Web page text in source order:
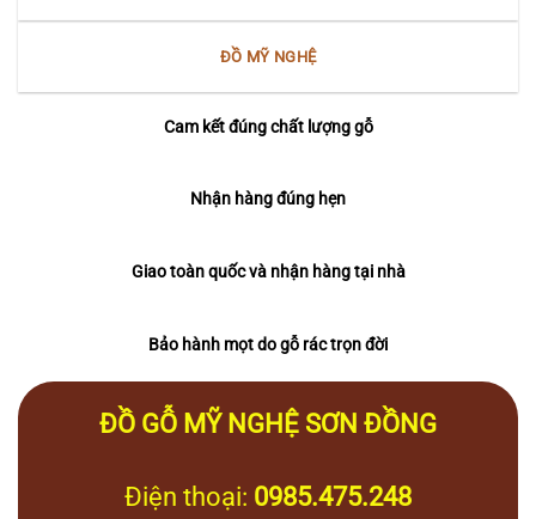
ĐỒ MỸ NGHỆ
Cam kết đúng chất lượng gỗ
Nhận hàng đúng hẹn
Giao toàn quốc và nhận hàng tại nhà
Bảo hành mọt do gỗ rác trọn đời
ĐỒ GỖ MỸ NGHỆ SƠN ĐỒNG
Điện thoại: 0985.475.248